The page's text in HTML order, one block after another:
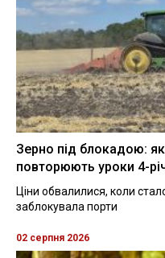
Зерно під блокадою:
повторюють уроки 4-
Ціни обвалилися, коли
заблокувала порти
02 серпня 2026